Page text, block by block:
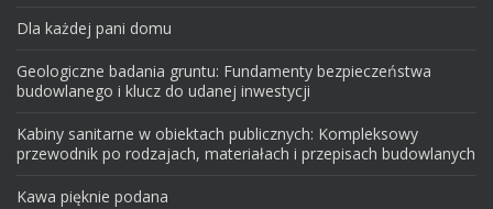
Dla każdej pani domu
Geologiczne badania gruntu: Fundamenty bezpieczeństwa
budowlanego i klucz do udanej inwestycji
Kabiny sanitarne w obiektach publicznych: Kompleksowy
przewodnik po rodzajach, materiałach i przepisach budowlanych
Kawa pięknie podana